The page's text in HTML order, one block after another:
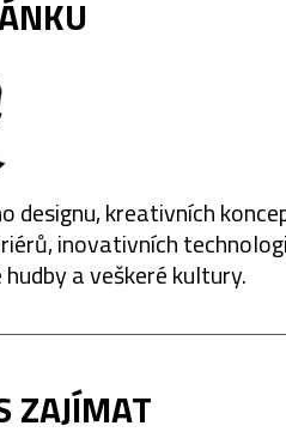
designu, kreativních
inovativních
a veškeré kultury.
ZAJÍMAT